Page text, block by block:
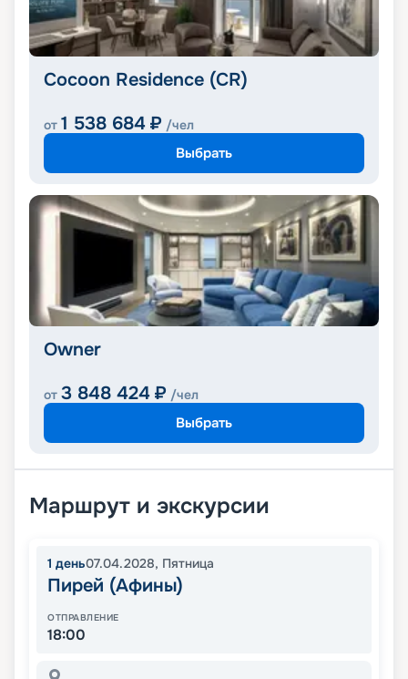
Cocoon Residence (CR)
от 1 538 684 ₽ /чел
Выбрать
Owner
от 3 848 424 ₽ /чел
Выбрать
Маршрут и экскурсии
1 день07.04.2028, Пятница
Пирей (Афины)
ОТПРАВЛЕНИЕ
18:00